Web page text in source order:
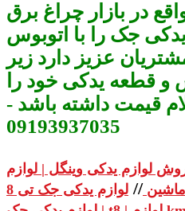
در بازار چراغ برق
جک را با اتوبوس
عزیز دارد زیر
و قطعه یدکی خود را
قیمت داشته باشد -
09193937035
لوازم یدکی وینگل | لوازم
//
لوازم یدکی جک تی 8